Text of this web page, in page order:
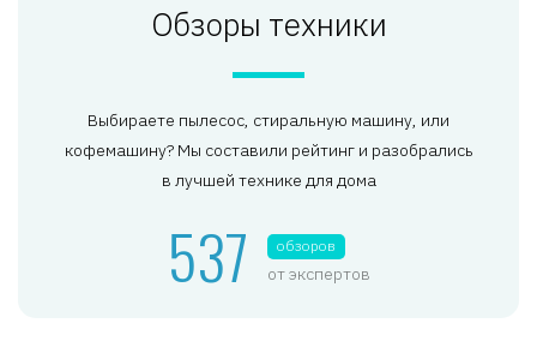
Обзоры техники
Выбираете пылесос, стиральную машину, или
кофемашину? Мы составили рейтинг и разобрались
в лучшей технике для дома
537 обзоров
от экспертов